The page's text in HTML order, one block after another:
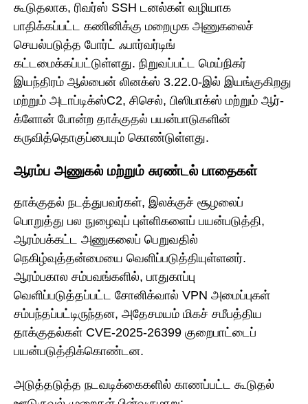
கூடுதலாக, ரிவர்ஸ் SSH டனல்கள் வழியாக
பாதிக்கப்பட்ட கணினிக்கு மறைமுக அணுகலைச்
செயல்படுத்த போர்ட் ஃபார்வர்டிங்
கட்டமைக்கப்பட்டுள்ளது. நிறுவப்பட்ட மெய்நிகர்
இயந்திரம் ஆல்பைன் லினக்ஸ் 3.22.0-இல் இயங்குகிறது
மற்றும் அடாப்டிக்ஸ்C2, சிசெல், பிஸிபாக்ஸ் மற்றும் ஆர்-
க்ளோன் போன்ற தாக்குதல் பயன்பாடுகளின்
கருவித்தொகுப்பையும் கொண்டுள்ளது.
ஆரம்ப அணுகல் மற்றும் சுரண்டல் பாதைகள்
தாக்குதல் நடத்துபவர்கள், இலக்குச் சூழலைப்
பொறுத்து பல நுழைவுப் புள்ளிகளைப் பயன்படுத்தி,
ஆரம்பக்கட்ட அணுகலைப் பெறுவதில்
நெகிழ்வுத்தன்மையை வெளிப்படுத்தியுள்ளனர்.
ஆரம்பகால சம்பவங்களில், பாதுகாப்பு
வெளிப்படுத்தப்பட்ட சோனிக்வால் VPN அமைப்புகள்
சம்பந்தப்பட்டிருந்தன, அதேசமயம் மிகச் சமீபத்திய
தாக்குதல்கள் CVE-2025-26399 குறைபாட்டைப்
பயன்படுத்திக்கொண்டன.
அடுத்தடுத்த நடவடிக்கைகளில் காணப்பட்ட கூடுதல்